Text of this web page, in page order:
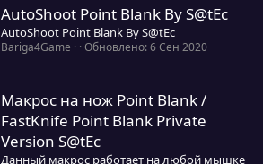
д0
0
з
в
д
AutoShoot Point Blank By S@tEc
AutoShoot Point Blank By S@tEc
Bariga4Game
0
в
з
д
Обновлено:6 Сен 2020
Макрос на нож Point Blank /
FastKnife Point Blank Private
Version S@tEc
Данный макрос работает на любой мышке